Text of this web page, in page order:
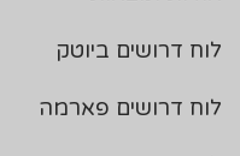
לוח דרושים ביוטק
לוח דרושים פארמה